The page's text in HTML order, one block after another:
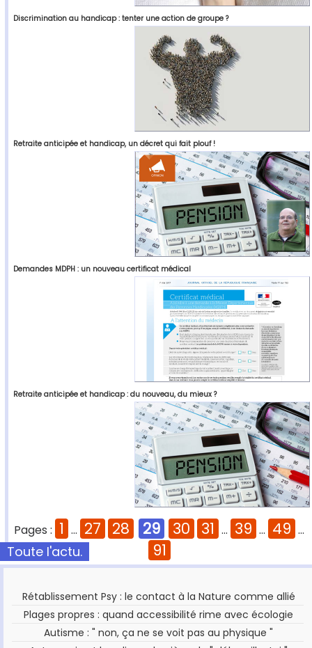
Discrimination au handicap : tenter une action de groupe ?
Retraite anticipée et handicap, un décret qui fait plouf !
Demandes MDPH : un nouveau certificat médical
Retraite anticipée et handicap : du nouveau, du mieux ?
Pages : 1 ... 27 28 29 30 31 ... 39 ... 49 ...
91
Toute l'actu.
Rétablissement Psy : le contact à la Nature comme allié
Plages propres : quand accessibilité rime avec écologie
Autisme : " non, ça ne se voit pas au physique "